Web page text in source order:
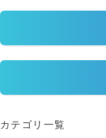
カテゴリ一覧